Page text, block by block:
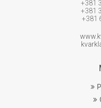
+381
+381
+381